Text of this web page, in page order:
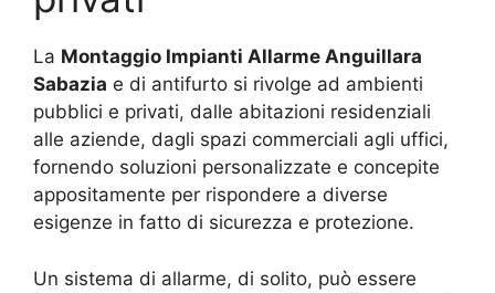
La Montaggio Impianti Allarme Anguillara
Sabazia e di antifurto si rivolge ad ambienti
pubblici e privati, dalle abitazioni residenziali
alle aziende, dagli spazi commerciali agli uffici,
fornendo soluzioni personalizzate e concepite
appositamente per rispondere a diverse
esigenze in fatto di sicurezza e protezione.
Un sistema di allarme, di solito, può essere